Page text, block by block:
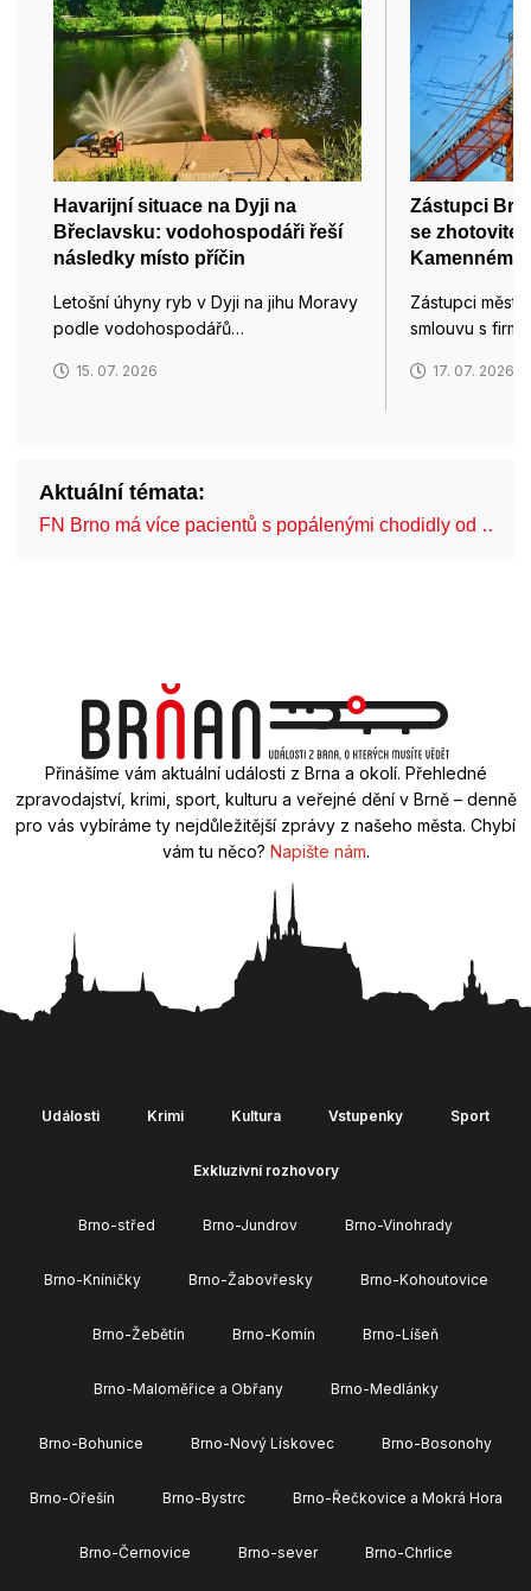
Havarijní situace na Dyji na
Břeclavsku: vodohospodáři řeší
následky místo příčin
Letošní úhyny ryb v Dyji na jihu Moravy
podle vodohospodářů…
15. 07. 2026
Zástupci
se
Kamenném
Zástupci
smlouvu s
17. 07. 2026
Aktuální témata:
FN Brno má více pacientů s popálenými chodidly od …
Přinášíme vám aktuální události z Brna a okolí. Přehledné
zpravodajství, krimi, sport, kulturu a veřejné dění v Brně – denně
pro vás vybíráme ty nejdůležitější zprávy z našeho města. Chybí
vám tu něco? Napište nám.
Události Krimi Kultura Vstupenky Sport
Exkluzivní rozhovory
Brno-střed Brno-Jundrov Brno-Vinohrady
Brno-Kníničky Brno-Žabovřesky Brno-Kohoutovice
Brno-Žebětín Brno-Komín Brno-Líšeň
Brno-Maloměřice a Obřany Brno-Medlánky
Brno-Bohunice Brno-Nový Lískovec Brno-Bosonohy
Brno-Ořešín Brno-Bystrc Brno-Řečkovice a Mokrá Hora
Brno-Černovice Brno-sever Brno-Chrlice